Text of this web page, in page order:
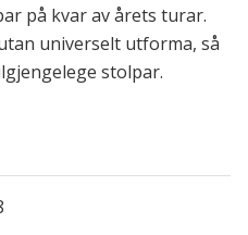
på kvar av årets turar.
universelt utforma, så
stolpar.